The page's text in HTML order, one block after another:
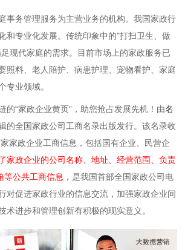
事务管理服务为主营业务的机构。我国家政行
和专业化发展。传统印象中的"打扫卫生、做
现代家庭的需求。目前市场上的家政服务已
照料、老人陪护、病患护理、宠物看护、家庭
专业领域。
的“家政企业黄页”，助您抢占发展先机！由名
的全国家政公司工商名录出版发行。该名录收
家政企业工商信息，包括国有企业、民营企
家政企业的公司名称、地址、经营范围、负责
等公共工商信息，是我国首部全国家政公司电
对促进家政行业的信息交流，加强家政企业间
术进步和管理创新有积极的现实意义。